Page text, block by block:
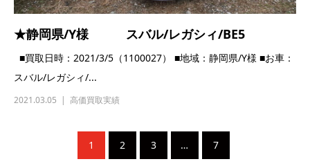
★静岡県/Y様 スバル/レガシィ/BE5
■買取日時：2021/3/5（1100027） ■地域：静岡県/Y様 ■お車：
スバル/レガシィ/...
2021.03.05 高価買取実績
1 2 3 … 7